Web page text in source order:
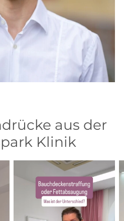
aus der
Klinik